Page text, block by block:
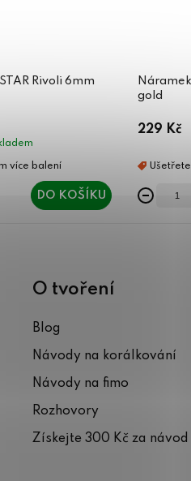
Rivoli 6mm
DO KOŠÍKU
gold
229 Kč
O tvoření
Blog
Návody na korálkování
Návody na fimo
Rozhovory
Získejte 300 Kč za návod